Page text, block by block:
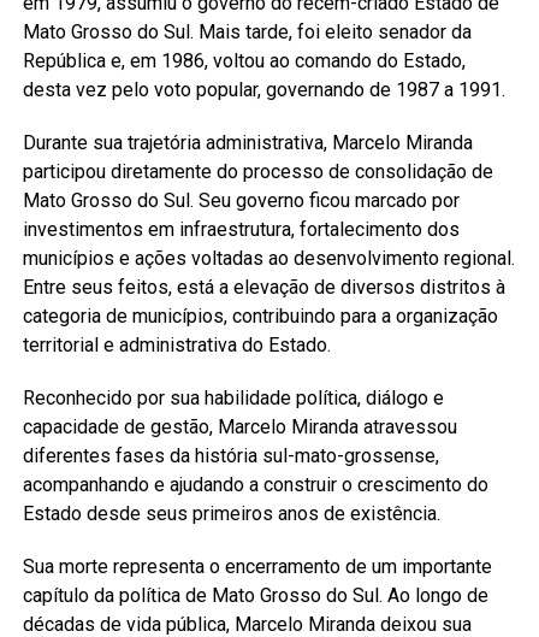
Mato Grosso do Sul. Mais tarde, foi eleito senador da
República e, em 1986, voltou ao comando do Estado,
desta vez pelo voto popular, governando de 1987 a 1991.
Durante sua trajetória administrativa, Marcelo Miranda
participou diretamente do processo de consolidação de
Mato Grosso do Sul. Seu governo ficou marcado por
investimentos em infraestrutura, fortalecimento dos
municípios e ações voltadas ao desenvolvimento regional.
Entre seus feitos, está a elevação de diversos distritos à
categoria de municípios, contribuindo para a organização
territorial e administrativa do Estado.
Reconhecido por sua habilidade política, diálogo e
capacidade de gestão, Marcelo Miranda atravessou
diferentes fases da história sul-mato-grossense,
acompanhando e ajudando a construir o crescimento do
Estado desde seus primeiros anos de existência.
Sua morte representa o encerramento de um importante
capítulo da política de Mato Grosso do Sul. Ao longo de
décadas de vida pública, Marcelo Miranda deixou sua